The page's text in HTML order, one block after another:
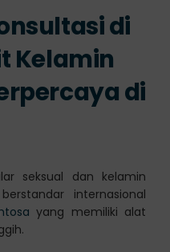
di
Kelamin
di
seksual dan kelamin
internasional
yang memiliki alat